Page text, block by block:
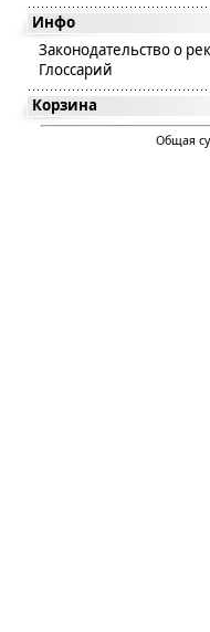
Инфо
Законодательство о
Глоссарий
Корзина
Общая